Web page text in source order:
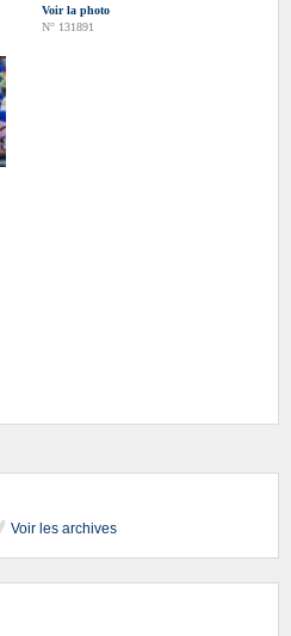
Voir la photo
N° 131891
Voir les archives